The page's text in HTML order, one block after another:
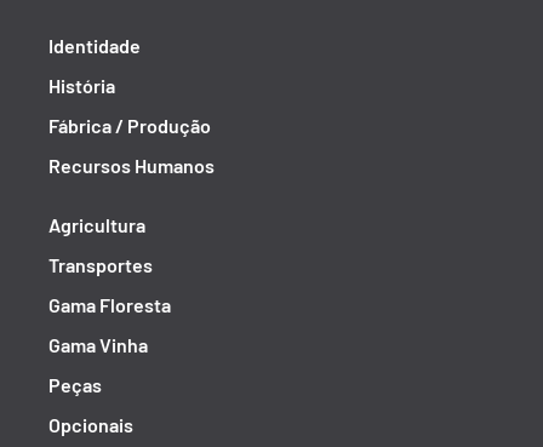
Identidade
História
Fábrica / Produção
Recursos Humanos
Agricultura
Transportes
Gama Floresta
Gama Vinha
Peças
Opcionais